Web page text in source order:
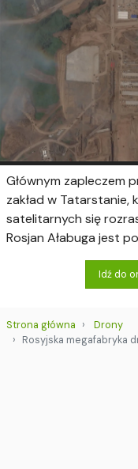
Głównym zapleczem
zakład w
satelitarnych się
Rosjan Ałabuga jest
Idź do
Strona główna
Drony
Rosyjska megafabryka